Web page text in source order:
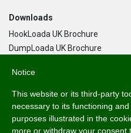
Downloads
HookLoada UK Brochure
DumpLoada UK Brochure
Dansk
English
Notice
This website or its third-party
necessary to its functioning
purposes illustrated in the
more or withdraw your consent